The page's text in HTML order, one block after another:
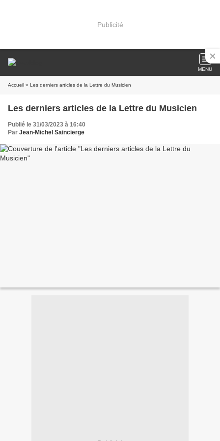
Publicité
MENU
Accueil » Les derniers articles de la Lettre du Musicien
Les derniers articles de la Lettre du Musicien
Publié le 31/03/2023 à 16:40
Par Jean-Michel Saincierge